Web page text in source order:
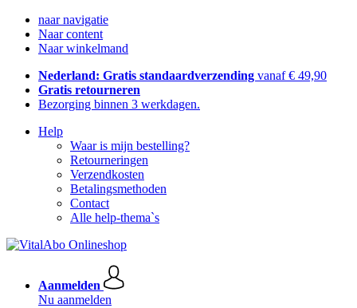
naar navigatie
Naar content
Naar winkelmand
Nederland: Gratis standaardverzending vanaf € 49,90
Gratis retourneren
Bezorging binnen 3 werkdagen.
Help
Waar is mijn bestelling?
Retourneringen
Verzendkosten
Betalingsmethoden
Contact
Alle help-thema`s
Aanmelden
Nu aanmelden